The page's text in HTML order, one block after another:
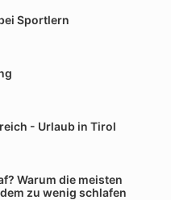
Sportlern
- Urlaub in Tirol
Warum die meisten
zu wenig schlafen